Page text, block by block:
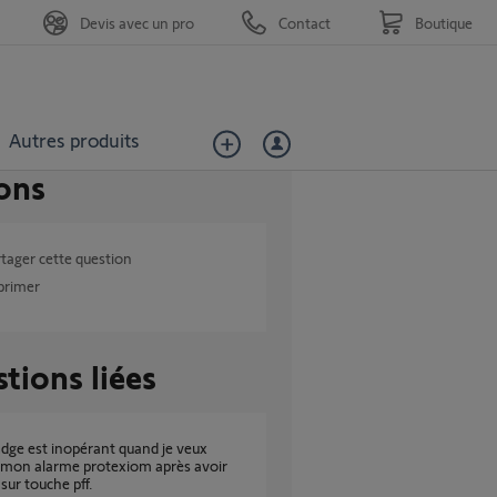
Autres produits
Devis avec un pro Contact Boutique
cette question
liées
alarme protexiom après avoir
touche pff.